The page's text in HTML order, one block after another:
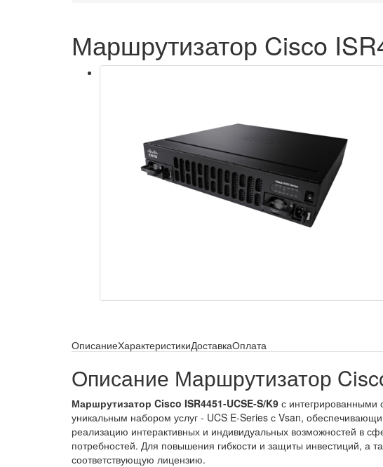
Маршрутизатор Cisco
ОписаниеХарактеристикиДоставкаОплата
Описание Маршрутизатор
Маршрутизатор Cisco ISR4451-UCSE-S/K9 с интегрированными
уникальным набором услуг - UCS E-Series с Vsan,
реализацию интерактивных и индивидуальных возможностей в
потребностей. Для повышения гибкости и защиты инвестиций, а
соответствующую лицензию.